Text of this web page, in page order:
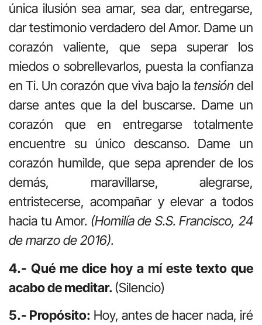
única ilusión sea amar, sea dar, entregarse,
dar testimonio verdadero del Amor. Dame un
corazón valiente, que sepa superar los
miedos o sobrellevarlos, puesta la confianza
en Ti. Un corazón que viva bajo la tensión del
darse antes que la del buscarse. Dame un
corazón que en entregarse totalmente
encuentre su único descanso. Dame un
corazón humilde, que sepa aprender de los
demás, maravillarse, alegrarse,
entristecerse, acompañar y elevar a todos
hacia tu Amor. (Homilía de S.S. Francisco, 24
de marzo de 2016).
4.- Qué me dice hoy a mí este texto que
acabo de meditar.(Silencio)
5.- Propósito: Hoy, antes de hacer nada, iré